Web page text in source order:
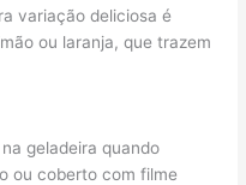
variação deliciosa é
ou laranja, que trazem
geladeira quando
ou coberto com filme